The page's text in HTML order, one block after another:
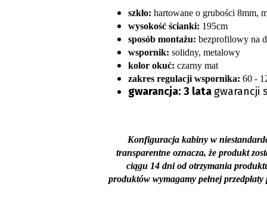
szkło: hartowane o grubości 8mm,
wysokość ścianki: 195cm
sposób montażu: bezprofilowy na
wspornik: solidny, metalowy
kolor okuć: czarny mat
zakres regulacji wspornika: 60 -
gwarancja: 3 lata gwarancji
Konfiguracja kabiny w
transparentne oznacza, że produkt
ciągu 14 dni od otrzymania
produktów wymagamy pełnej